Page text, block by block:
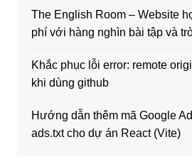
The English Room – Website
phí với hàng nghìn bài tập và
Khắc phục lỗi error: remote
khi dùng github
Hướng dẫn thêm mã Google
ads.txt cho dự án React (Vite)